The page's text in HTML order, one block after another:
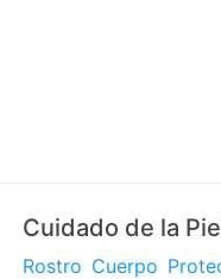
Cuidado de la
Rostro Cuerpo